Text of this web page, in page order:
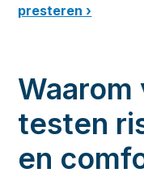
presteren ›
testen
en